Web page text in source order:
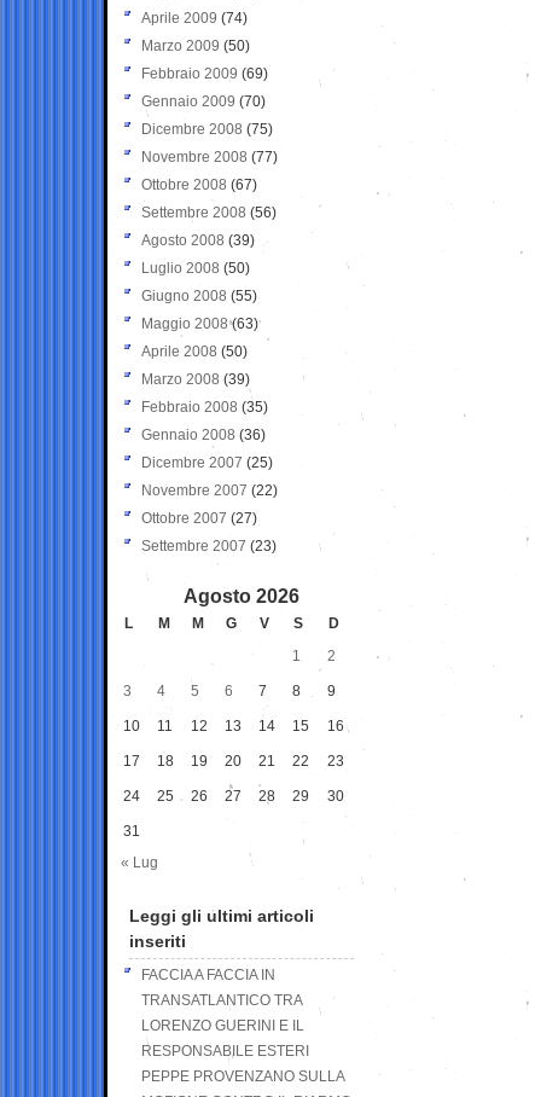
Aprile 2009 (74)
Marzo 2009 (50)
Febbraio 2009 (69)
Gennaio 2009 (70)
Dicembre 2008 (75)
Novembre 2008 (77)
Ottobre 2008 (67)
Settembre 2008 (56)
Agosto 2008 (39)
Luglio 2008 (50)
Giugno 2008 (55)
Maggio 2008(63)
Aprile 2008 (50)
Marzo 2008 (39)
Febbraio 2008 (35)
Gennaio 2008 (36)
Dicembre 2007 (25)
Novembre 2007 (22)
Ottobre 2007 (27)
Settembre 2007 (23)
Agosto 2026
L M M G V S
D
1
2
3 4 5 6 7 8 9
10 11 12 13 14 15 16
17 18 19 20 21 22 23
24 25 26 27 28 29 30
31
« Lug
Leggi gli ultimi articoli
inseriti
FACCIA A FACCIA IN
TRANSATLANTICO TRA
LORENZO GUERINI E IL
RESPONSABILE ESTERI
PEPPE PROVENZANO SULLA